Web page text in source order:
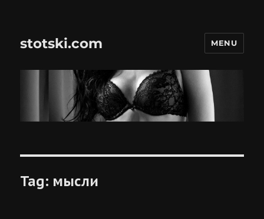
stotski.com MENU
Tag: мысли